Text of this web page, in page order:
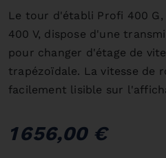
Le tour d'établi Profi 400
400 V, dispose d'une
pour changer d'étage de
trapézoïdale. La vitesse de
facilement lisible sur
1 656,00 €